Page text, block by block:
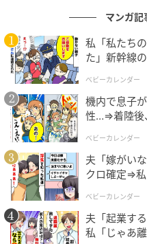
マンガ記
私「私たち
た」新幹線
ベビーカレンダー
機内で息子
性…⇒着陸後
ベビーカレンダー
夫「嫁がい
クロ確定⇒
ベビーカレンダー
夫「起業す
私「じゃあ